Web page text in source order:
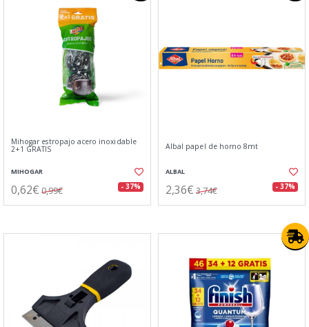
Mihogar estropajo acero inoxidable
2+1 GRATIS
MIHOGAR
0,62€ 0,99€ - 37%
Albal papel de horno 8mt
ALBAL
2,36€ 3,74€ - 37%